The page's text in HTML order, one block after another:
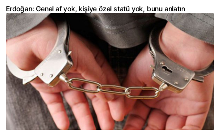
Erdoğan: Genel af yok, kişiye özel statü yok, bunu anlatın